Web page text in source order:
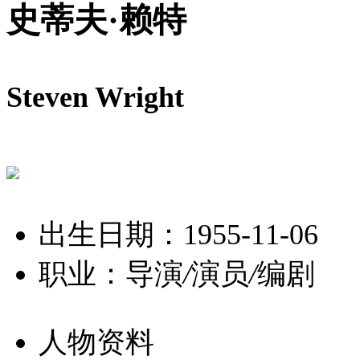
史蒂夫·赖特
Steven Wright
出生日期：1955-11-06
职业：导演/演员/编剧
人物资料